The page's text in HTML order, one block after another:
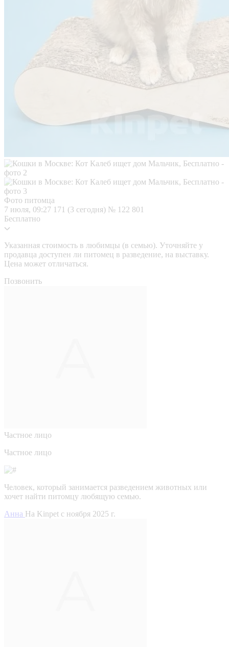
Фото питомца
7 июля, 09:27 171 (3 сегодня) № 122 801
Бесплатно
Указанная стоимость в любимцы (в семью). Уточняйте у
продавца доступен ли питомец в разведение, на выставку.
Цена может отличаться.
Позвонить
Частное лицо
Частное лицо
Человек, который занимается разведением животных или
хочет найти питомцу любящую семью.
Анна На Kinpet c ноября 2025 г.